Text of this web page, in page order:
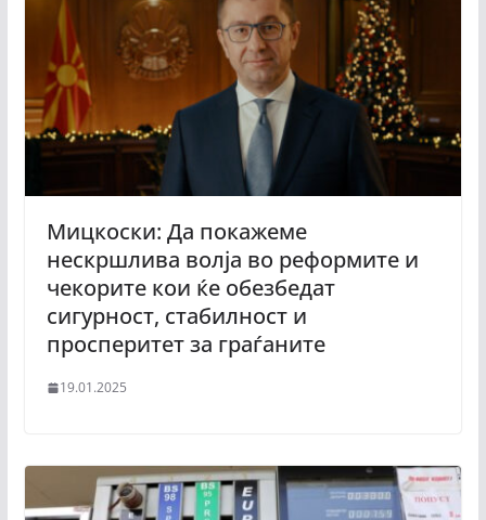
Мицкоски: Да покажеме
нескршлива волја во реформите и
чекорите кои ќе обезбедат
сигурност, стабилност и
просперитет за граѓаните
19.01.2025